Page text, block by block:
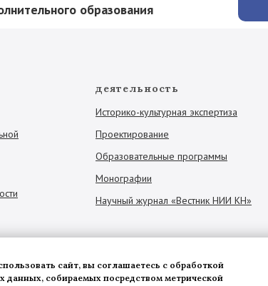
образования
деятельность
Историко-культурная экспертиза
Проектирование
Образовательные программы
Монографии
Научный журнал «Вестник НИИ КН»
сайт, вы соглашаетесь с обработкой
данных, собираемых посредством метрической